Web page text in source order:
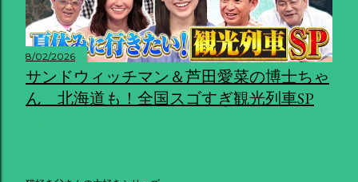
8/02/2026
サンドウィッチマン＆芦田愛菜の博士ちゃ
ん 北海道も！全国スゴすぎ観光列車SP